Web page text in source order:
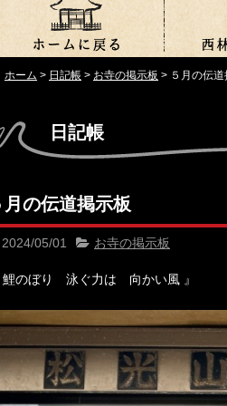
ホーム > 日記帳 > お寺の掲示板 > ５月の伝
日記帳
月の伝道掲示板
2024/05/01 お寺の掲示板
鯉のぼり 泳ぐ力は 向かい風 』